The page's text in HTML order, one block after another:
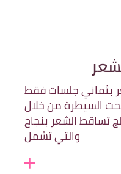
بثماني جلسات فقط
السيطرة من خلال
تساقط الشعر بنجاح
والتي تشمل